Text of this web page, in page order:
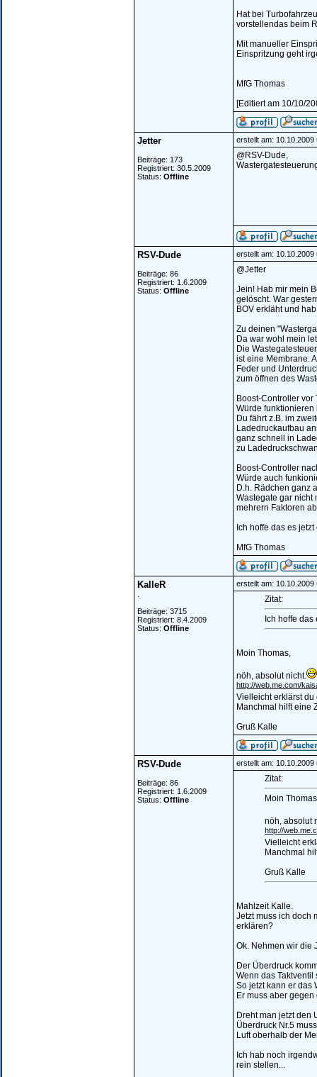
Hat bei
vorstellendas beim
Mit manueller
Einspritzung geht
MfG Thomas
[Editiert am 10/10/
Jetter
Beiträge: 173
Registriert: 30.5.2009
Status: Offline
erstellt am: 10.10.2009
@RSV-Dude,
RSV-Dude
Beiträge: 86
Registriert: 1.6.2009
Status: Offline
erstellt am: 10.10.2009
@Jetter
Jein! Hab mir mein
gelöscht. War
BOV erkläht und
Zu deinen
Da war wohl mein
Die
ist eine Membrane.
Feder und
zum öffnen des
Boost-Controller vor
Würde funktionieren
Du fährt z.B. im
Ladedruckaufbau
ganz schnell in
zu
Boost-Controller
Würde auch
D.h. Rädchen ganz
Wastegate gar nicht
mehrern Faktoren
Ich hoffe das es
MfG Thomas
KalleR
Beiträge: 3715
Registriert: 8.4.2009
Status: Offline
erstellt am: 10.10.2009
Zitat:
Ich hoffe
Moin Thomas,
nöh, absolut nicht.
http://web.me.com/
Vielleicht erklärst
Manchmal hilft eine
Gruß Kalle
RSV-Dude
Beiträge: 86
Registriert: 1.6.2009
Status: Offline
erstellt am: 10.10.2009
Zitat:
Moin
nöh, absolut
http://
Vielleicht
Manchmal
Gruß Kalle
Mahlzeit Kalle.
Jetzt muss ich doch
erklären?
Ok. Nehmen wir die
Der Überdruck
Wenn das Taktventil
So jetzt kann er das
Er muss aber
Dreht man jetzt den
Überdruck Nr.5
Luft oberhalb der
Ich hab noch
rein stellen...